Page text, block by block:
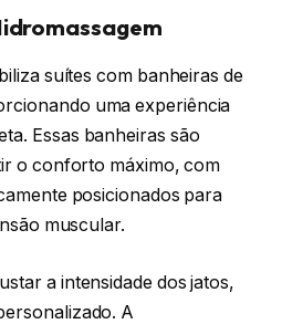
suítes com banheiras de
uma experiência
Essas banheiras são
o conforto máximo, com
posicionados para
muscular.
a intensidade dos jatos,
A